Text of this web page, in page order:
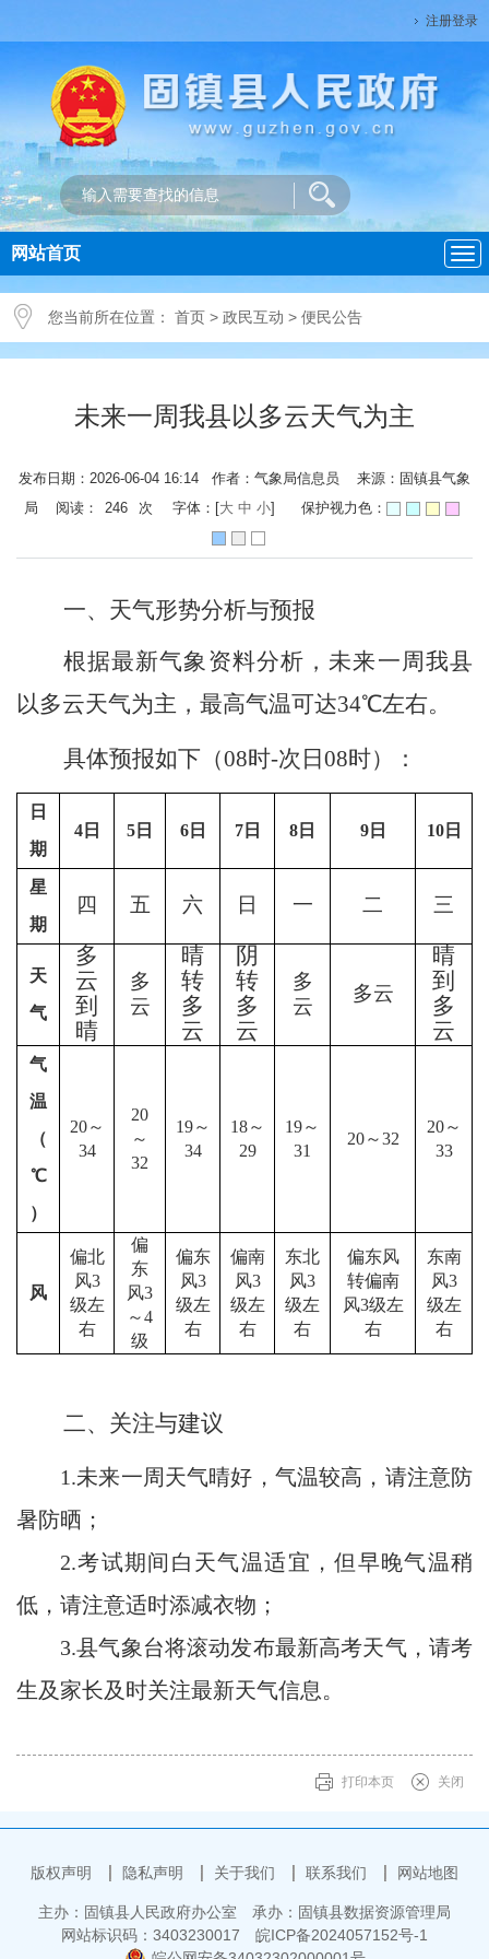
注册登录
导
航
网站首页
您当前所在位置： 首页 > 政民互动 > 便民公告
未来一周我县以多云天气为主
发布日期：2026-06-04 16:14 作者：气象局信息员 来源：固镇县气象
局 阅读：
246 次 字体：[大 中 小] 保护视力色：
一、天气形势分析与预报
根据最新气象资料分析，未来一周我县
以多云天气为主，最高气温可达34℃左右。
具体预报如下（08时-次日08时）：
日
期
4日 5 日 6日 7日 8日 9日 10日
星
期
四 五 六 日 一 二 三
天
气
多
云
到
晴
多
云
晴
转
多
云
阴
转
多
云
多
云
多云
晴
到
多
云
气
温
（
℃
）
20～
34
20
～
32
19～
34
18～
29
19～
31
20～32
20～
33
风
偏北
风3
级左
右
偏
东
风3
～4
级
偏东
风3
级左
右
偏南
风3
级左
右
东北
风3
级左
右
偏东风
转偏南
风3级左
右
东南
风3
级左
右
二、关注与建议
1.未来一周天气晴好，气温较高，请注意防
暑防晒；
2.考试期间白天气温适宜，但早晚气温稍
低，请注意适时添减衣物；
3.县气象台将滚动发布最新高考天气，请考
生及家长及时关注最新天气信息。
打印本页 关闭
版权声明 隐私声明 关于我们 联系我们 网站地图
主办：固镇县人民政府办公室
承办：固镇县数据资源管理局
网站标识码：3403230017
皖ICP备2024057152号-1